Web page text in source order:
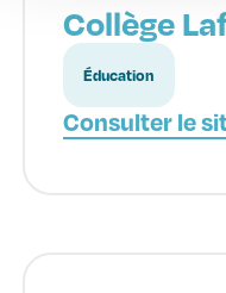
Collège
Éducation
Consulter le